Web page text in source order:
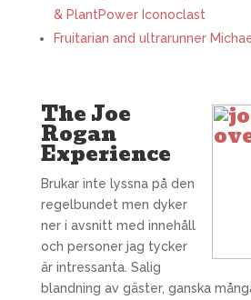
& PlantPower Iconoclast
Fruitarian and ultrarunner
The Joe
Rogan
Experience
Brukar inte lyssna på den
regelbundet men dyker
ner i avsnitt med innehåll
och personer jag tycker
är intressanta. Salig
blandning av gäster, ganska